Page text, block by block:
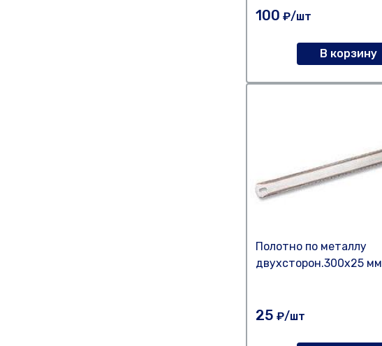
100 ₽/шт
В корзину
Полотно по металлу
двухсторон.300х25 мм
25 ₽/шт